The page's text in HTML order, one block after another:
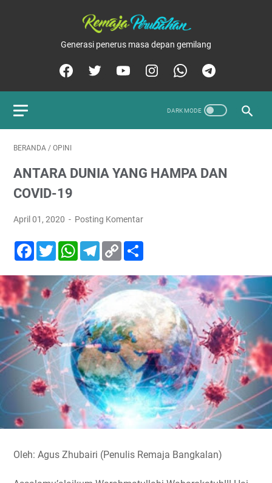
Generasi penerus masa depan gemilang
BERANDA / OPINI
ANTARA DUNIA YANG HAMPA DAN
COVID-19
April 01, 2020 Posting Komentar
F
a
e
b
o
o
T
w
t
t
r
W
t
s
A
p
p
T
e
g
r
a
C
y
L
i
k
r
e
Oleh: Agus Zhubairi (Penulis Remaja Bangkalan)